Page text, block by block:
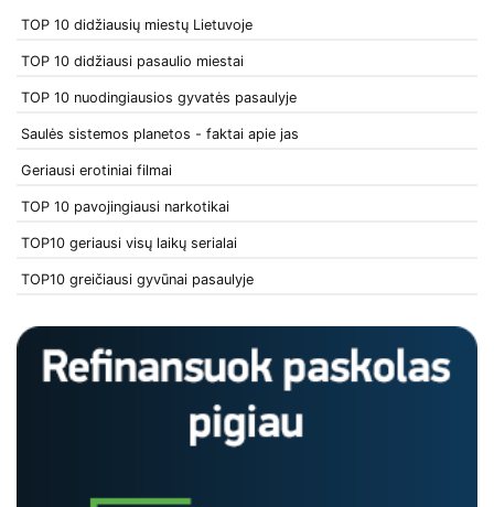
TOP 10 didžiausių miestų Lietuvoje
TOP 10 didžiausi pasaulio miestai
TOP 10 nuodingiausios gyvatės pasaulyje
Saulės sistemos planetos - faktai apie jas
Geriausi erotiniai filmai
TOP 10 pavojingiausi narkotikai
TOP10 geriausi visų laikų serialai
TOP10 greičiausi gyvūnai pasaulyje